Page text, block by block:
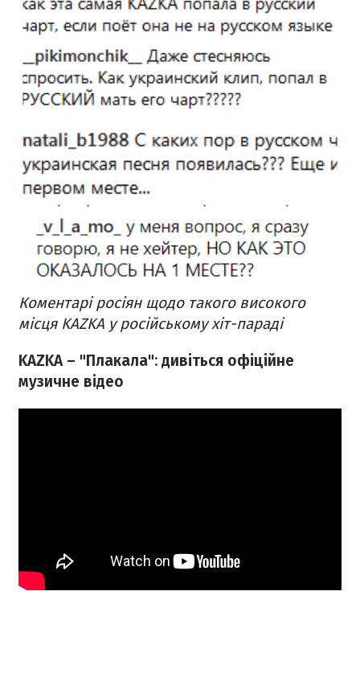
Коментарі росіян щодо такого високого
місця KAZKA у російському хіт-параді
KAZKA – "Плакала": дивіться офіційне
музичне відео